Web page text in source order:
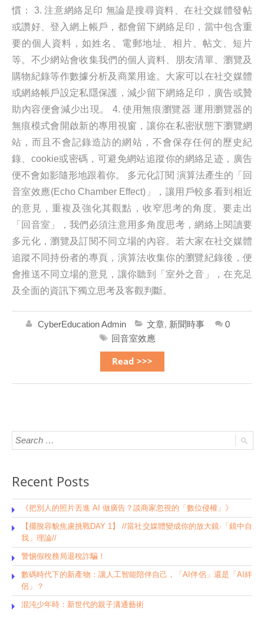
慣： 3. 注意網絡足印 無論是搜尋資料、在社交媒體發帖
或讚好、登入網上帳戶，都會留下網絡足印，當中包含重
要的個人資料，如姓名、電郵地址、相片、帖文、短片
等。不少網站會收集我們的個人資料、朋友清單、瀏覽及
購物紀錄等作數據分析及商業用途。大家可以在社交媒體
或網絡帳戶設定私隱保護，減少留下網絡足印，廣告或贊
助內容便會減少出現。 4. 使用無痕瀏覽器 運用瀏覽器的
無痕模式會開啟新的專用視窗，讓你在私密狀態下瀏覽網
站，而且不會記錄造訪的網站，不會保存任何的歷史紀
錄、cookie或密碼，可避免網站追蹤你的網絡足迹，廣告
便不會如影隨形地跟着你。 多元化訂閱 演算法產生的「回
音室效應(Echo Chamber Effect)」，讓用戶較多看到相近
的意見，重複及強化其觀點，收窄思考的角度。要走出
「回音室」，我們必須注意用多角度思考，網絡上閱讀要
多元化，瀏覽及訂閱不同立場的內容。若大家在社交媒體
追蹤不同持份者的專頁，演算法收集你的瀏覽紀錄後，便
會推送不同立場的意見，讓你聽到「室外之音」，在充足
及全面的資訊下獨立思考及客觀判斷。
CyberEducation Admin 文章, 新聞時事
0
回音室效應
Read >>>
Recent Posts
《把別人的照片丟進 AI 做廣告？談商家忽視的「數位侵權」》
【擺脫容貌焦慮挑戰DAY 1】 //當社交媒體變成你的放大鏡·「鏡中自
我」理論//
警惕假稅務局退稅詐騙！
數碼時代下的新產物：讓人工智能陪伴自己，「AI伴侶」還是「AI絆
侶」？
混沌少年時：新世代的親子溝通藝術